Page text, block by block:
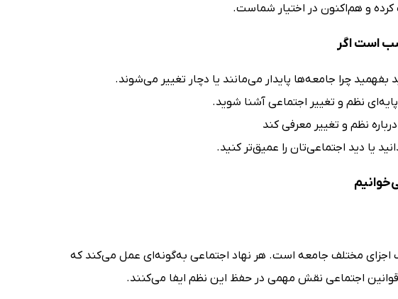
و هم‌اکنون در اختیار شماست.
است اگر
چرا جامعه‌ها پایدار می‌مانند یا دچار تغییر می‌شوند.
نظم و تغییر اجتماعی آشنا شوید.
نظم و تغییر معرفی کند
یا دید اجتماعی‌تان را عمیق‌تر کنید.
اجزای مختلف جامعه است. هر نهاد اجتماعی به‌گونه‌ای عمل می‌کند که
اجتماعی نقش مهمی در حفظ این نظم ایفا می‌کنند.